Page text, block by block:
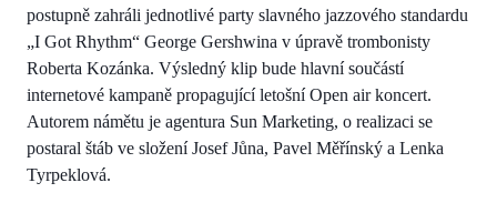
postupně zahráli jednotlivé party slavného jazzového standardu
„I Got Rhythm“ George Gershwina v úpravě trombonisty
Roberta Kozánka. Výsledný klip bude hlavní součástí
internetové kampaně propagující letošní Open air koncert.
Autorem námětu je agentura Sun Marketing, o realizaci se
postaral štáb ve složení Josef Jůna, Pavel Měřínský a Lenka
Tyrpeklová.